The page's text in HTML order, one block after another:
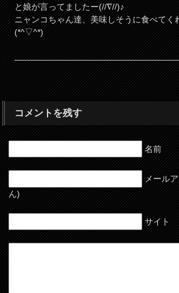
と娘が言ってましたー(//∇//)♪
ニャンコちゃん達、美味しそうに食べてく
(*^▽^*)
コメントを残す
名前
メール
ん)
サイト